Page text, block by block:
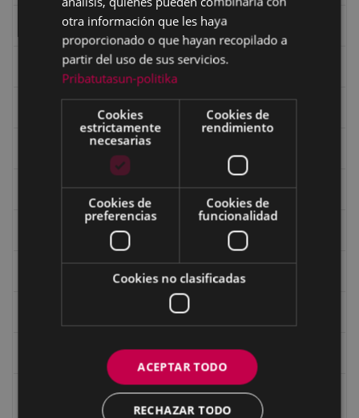
Eibar desde el aire
Eibartarren ahotan
Fondo Bolumburu
Fondo Carlos Narbaiza
Ignacio Zuloaga (1870-2020)
Ignacio Zuloaga, cuadros del autor en las tiendas de
otra información que les haya
proporcionado o que hayan recopilado a
partir del uso de sus servicios.
Pribatutasun-politika
Cookies
estrictamente
necesarias
Cookies de
rendimiento
Cookies de
preferencias
Cookies de
funcionalidad
Cookies no clasificadas
ACEPTAR TODO
RECHAZAR TODO